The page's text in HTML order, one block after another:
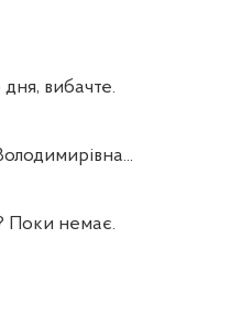
вибачте.
немає.